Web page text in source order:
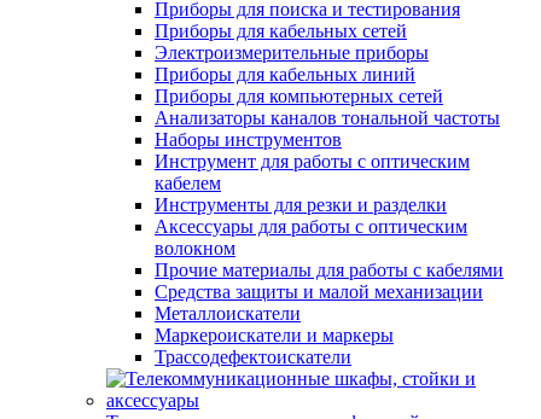
Приборы для поиска и тестирования
Приборы для кабельных сетей
Электроизмерительные приборы
Приборы для кабельных линий
Приборы для компьютерных сетей
Анализаторы каналов тональной частоты
Наборы инструментов
Инструмент для работы с оптическим
кабелем
Инструменты для резки и разделки
Аксессуары для работы с оптическим
волокном
Прочие материалы для работы с кабелями
Средства защиты и малой механизации
Металлоискатели
Маркероискатели и маркеры
Трассодефектоискатели